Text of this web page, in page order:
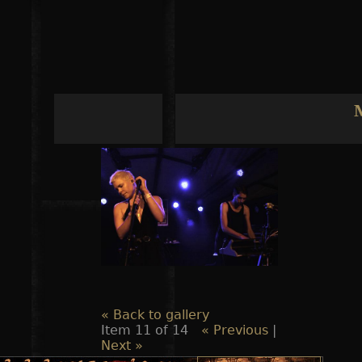
« Back to gallery
Item 11 of 14
« Previous |
Next »